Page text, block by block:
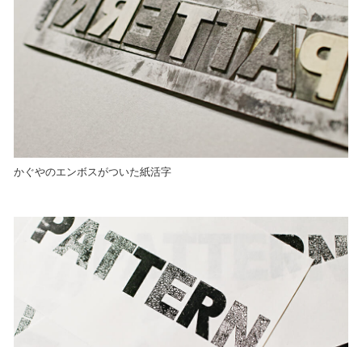
かぐやのエンボスがついた紙活字